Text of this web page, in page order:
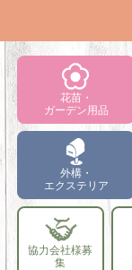
花苗・
ガーデン用品
外構・
エクステリア
協力会社様募
集